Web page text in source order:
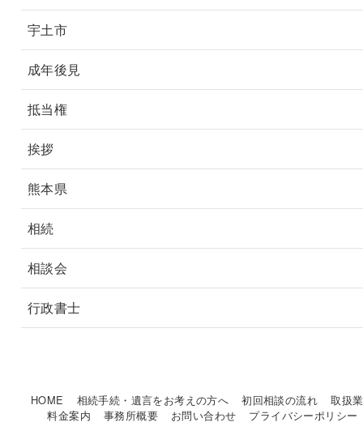
宇土市
成年後見
抵当権
挨拶
熊本県
相続
相談会
行政書士
HOME 相続手続・遺言をお考えの方へ 初回相談の流れ
取扱
料金案内
事務所概要 お問い合わせ
プライバシーポリシー